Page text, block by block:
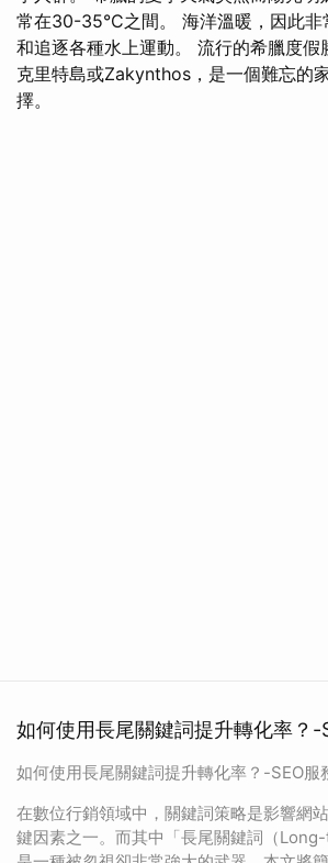
常在30-35°C之間。 海洋溫暖，因此非
和追逐各種水上運動。 流行的希臘度假
克里特島或Zakynthos，是一個難忘的
擇。
如何使用長尾關鍵詞提升轉化率？-
如何使用長尾關鍵詞提升轉化率？-SEO服
在數位行銷領域中，關鍵詞策略是影響網
鍵因素之一。而其中「長尾關鍵詞（